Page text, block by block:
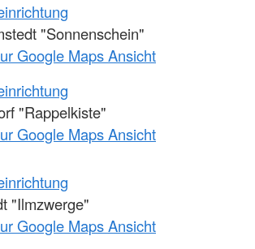
"Sonnenschein"
Google Maps Ansicht
"Rappelkiste"
Google Maps Ansicht
"Ilmzwerge"
Google Maps Ansicht